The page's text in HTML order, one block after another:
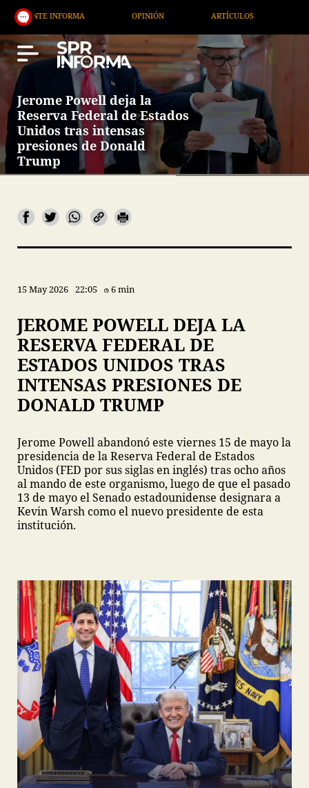
OPINIÓN ARTÍCULOS ARTE /
Jerome Powell deja la
Reserva Federal de Estados
Unidos tras intensas
presiones de Donald
Trump
15 May 2026 22:05 6 min
JEROME POWELL DEJA LA
RESERVA FEDERAL DE
ESTADOS UNIDOS TRAS
INTENSAS PRESIONES DE
DONALD TRUMP
Jerome Powell abandonó este viernes 15 de mayo la
presidencia de la Reserva Federal de Estados
Unidos (FED por sus siglas en inglés) tras ocho años
al mando de este organismo, luego de que el pasado
13 de mayo el Senado estadounidense designara a
Kevin Warsh como el nuevo presidente de esta
institución.